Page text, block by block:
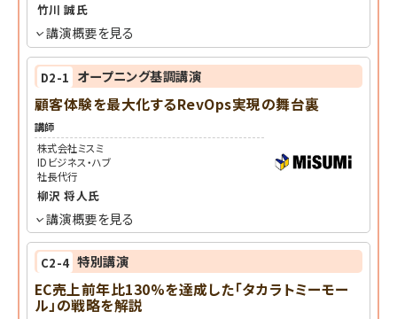
竹川 誠氏
講演概要を見る
D2-1 オープニング基調講演
顧客体験を最大化するRevOps実現の舞台裏
講師
株式会社ミスミ
IDビジネス・ハブ
社長代行
柳沢 将人 氏
講演概要を見る
C2-4 特別講演
EC売上前年比130%を達成した「タカラトミーモー
ル」の戦略を解説